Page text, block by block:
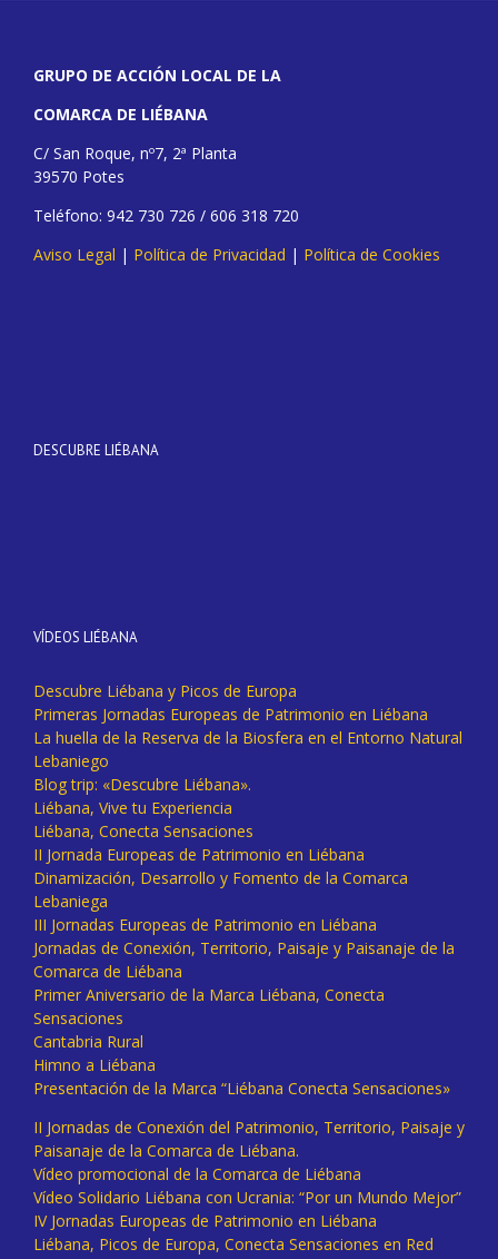
GRUPO DE ACCIÓN LOCAL DE LA
COMARCA DE LIÉBANA
C/ San Roque, nº7, 2ª Planta
39570 Potes
Teléfono: 942 730 726 / 606 318 720
Aviso Legal | Política de Privacidad | Política de Cookies
DESCUBRE LIÉBANA
VÍDEOS LIÉBANA
Descubre Liébana y Picos de Europa
Primeras Jornadas Europeas de Patrimonio en Liébana
La huella de la Reserva de la Biosfera en el Entorno Natural
Lebaniego
Blog trip: «Descubre Liébana».
Liébana, Vive tu Experiencia
Liébana, Conecta Sensaciones
II Jornada Europeas de Patrimonio en Liébana
Dinamización, Desarrollo y Fomento de la Comarca
Lebaniega
III Jornadas Europeas de Patrimonio en Liébana
Jornadas de Conexión, Territorio, Paisaje y Paisanaje de la
Comarca de Liébana
Primer Aniversario de la Marca Liébana, Conecta
Sensaciones
Cantabria Rural
Himno a Liébana
Presentación de la Marca “Liébana Conecta Sensaciones»
II Jornadas de Conexión del Patrimonio, Territorio, Paisaje y
Paisanaje de la Comarca de Liébana.
Vídeo promocional de la Comarca de Liébana
Vídeo Solidario Liébana con Ucrania: “Por un Mundo Mejor”
IV Jornadas Europeas de Patrimonio en Liébana
Liébana, Picos de Europa, Conecta Sensaciones en Red